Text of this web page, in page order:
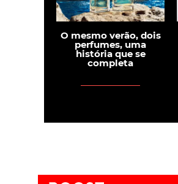
O mesmo verão, dois
perfumes, uma
história que se
completa